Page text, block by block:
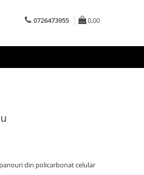
0726473955 0,00
din policarbonat celular